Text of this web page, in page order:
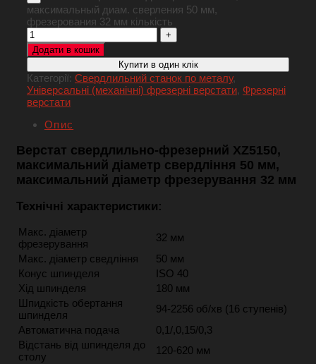
максимальный диам. сверления 50 мм,
фрезерования 32 мм кількість
Додати в кошик
Купити в один клік
Категорії: Свердлильний станок по металу,
Універсальні (механічні) фрезерні верстати, Фрезерні
верстати
Опис
Верстат свердлильно-фрезерний XZ5150,
максимальний діаметр свердління 50 мм,
максимальний діаметр фрезерування 32 мм
Технічні характеристики:
Макс. діаметр
фрезерування
32 мм
Макс. діаметр сведління
50 мм
Конус шпинделя
ISO 40
Хід шпинделя
180 мм
Шпидкість обертання
шпинделя
94-2256 об/хв (16 ступенів)
Автоматична подача
0,1/,0,15/0,3
Відстань від шпинделя до
столу
120-620 мм